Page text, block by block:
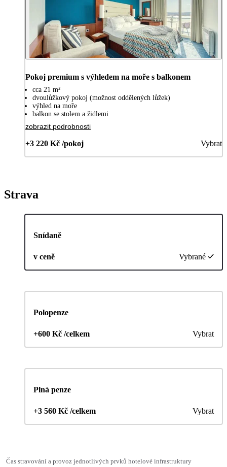
Pokoj premium s výhledem na moře s balkonem
cca 21 m²
dvoulůžkový pokoj (možnost oddělených lůžek)
výhled na moře
balkon se stolem a židlemi
zobrazit podrobnosti
+3 220 Kč /pokoj Vybrat
Strava
Snídaně
v ceně Vybrané
Polopenze
+600 Kč /celkem Vybrat
Plná penze
+3 560 Kč /celkem Vybrat
Čas stravování a provoz jednotlivých prvků hotelové infrastruktury